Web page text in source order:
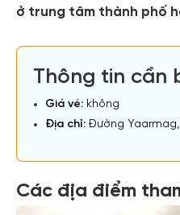
ở trung tâm thành phố
Thông tin cần
Giá vé: không
Địa chỉ: Đường
Các địa điểm